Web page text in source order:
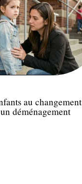
au changement
déménagement